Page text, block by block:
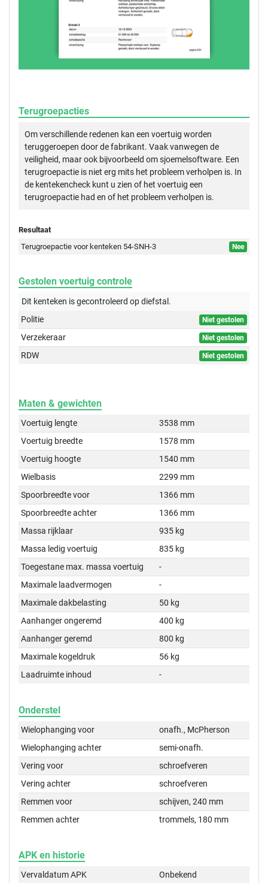
Terugroepacties
Om verschillende redenen kan een voertuig worden
teruggeroepen door de fabrikant. Vaak vanwegen de
veiligheid, maar ook bijvoorbeeld om sjoemelsoftware. Een
terugroepactie is niet erg mits het probleem verholpen is. In
de kentekencheck kunt u zien of het voertuig een
terugroepactie had en of het probleem verholpen is.
Resultaat
Terugroepactie voor kenteken 54-SNH-3
Nee
Gestolen voertuig controle
Dit kenteken is gecontroleerd opdiefstal.
Politie
Niet gestolen
Verzekeraar Niet gestolen
RDW Niet gestolen
Maten & gewichten
Voertuig lengte
3538 mm
Voertuig breedte
1578 mm
Voertuig hoogte
1540 mm
Wielbasis
2299 mm
Spoorbreedte voor
1366 mm
Spoorbreedte achter
1366 mm
Massa rijklaar
935 kg
Massa ledig voertuig
835 kg
Toegestane max. massa voertuig
-
Maximale laadvermogen
-
Maximale dakbelasting
50 kg
Aanhanger ongeremd
400 kg
Aanhanger geremd
800 kg
Maximale kogeldruk
56 kg
Laadruimte inhoud
-
Onderstel
Wielophanging voor
onafh., McPherson
Wielophanging achter
semi-onafh.
Vering voor
schroefveren
Vering achter
schroefveren
Remmen voor
schijven, 240 mm
Remmen achter
trommels, 180 mm
APK en historie
Vervaldatum APK
Onbekend